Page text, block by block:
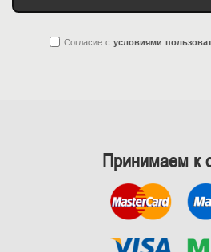
Согласие с условиями
Принимаем к